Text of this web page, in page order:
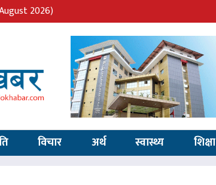
2026)
विचार अर्थ स्वास्थ्य शिक्षा